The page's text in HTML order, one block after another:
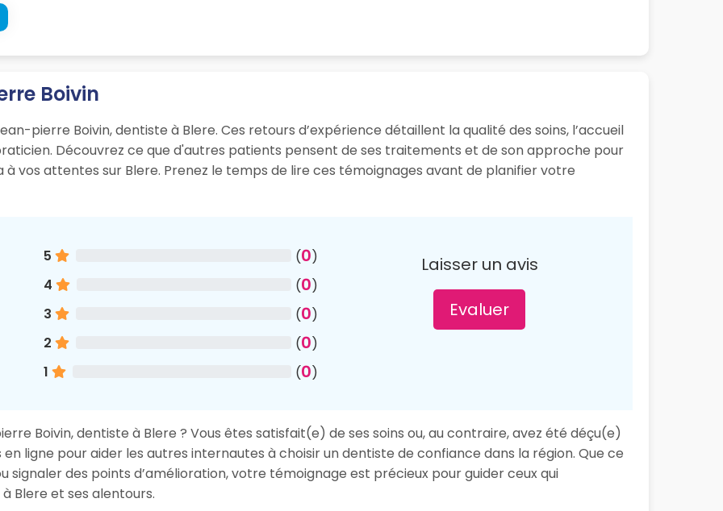
Boivin
pierre Boivin, dentiste à Blere. Ces retours d’expérience détaillent la qualité des soins, l’accueil
Découvrez ce que d'autres patients pensent de ses traitements et de son approche pour
vos attentes sur Blere. Prenez le temps de lire ces témoignages avant de planifier votre
5 (0)
4
(0)
3
(0)
2
(0)
1
(0)
Laisser un avis
Evaluer
Boivin, dentiste à Blere ? Vous êtes satisfait(e) de ses soins ou, au contraire, avez été déçu(e)
ligne pour aider les autres internautes à choisir un dentiste de confiance dans la région. Que ce
des points d’amélioration, votre témoignage est précieux pour guider ceux qui
Blere et ses alentours.